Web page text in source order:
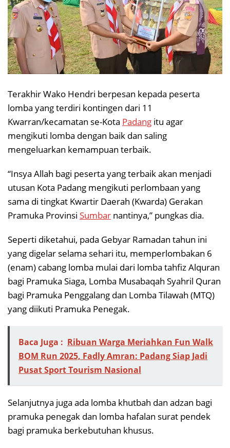
Terakhir Wako Hendri berpesan kepada peserta
lomba yang terdiri kontingen dari 11
Kwarran/kecamatan se-Kota Padang itu agar
mengikuti lomba dengan baik dan saling
mengeluarkan kemampuan terbaik.
“Insya Allah bagi peserta yang terbaik akan menjadi
utusan Kota Padang mengikuti perlombaan yang
sama di tingkat Kwartir Daerah (Kwarda) Gerakan
Pramuka Provinsi Sumbar nantinya,” pungkas dia.
Seperti diketahui, pada Gebyar Ramadan tahun ini
yang digelar selama sehari itu, memperlombakan 6
(enam) cabang lomba mulai dari lomba tahfiz Alquran
bagi Pramuka Siaga, Lomba Musabaqah Syahril Quran
bagi Pramuka Penggalang dan Lomba Tilawah (MTQ)
yang diikuti Pramuka Penegak.
Baca Juga : Ribuan Warga Meriahkan Fun Walk
BOM Run 2025, Fadly Amran: Padang Siap Jadi
Pusat Sport Tourism Nasional
Selanjutnya juga ada lomba khutbah dan adzan bagi
pramuka penegak dan lomba hafalan surat pendek
bagi pramuka berkebutuhan khusus.